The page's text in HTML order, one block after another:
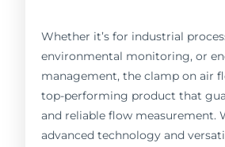
Whether it’s for industrial
environmental monitoring, or
management, the clamp on air
top-performing product that
and reliable flow measurement.
advanced technology and